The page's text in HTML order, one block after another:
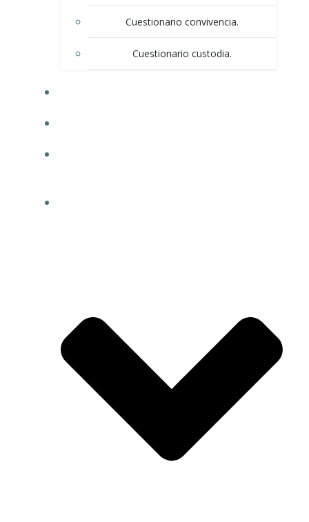
Cuestionario convivencia.
Cuestionario custodia.